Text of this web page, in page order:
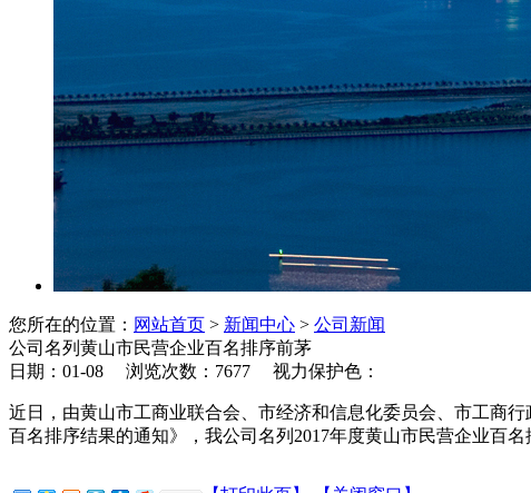
您所在的位置： 网站首页 > 新闻中心 > 公司新闻
公司名列黄山市民营企业百名排序前茅
日期：01-08 浏览次数： 7677 视力保护色：
近日，由黄山市工商业联合会、市经济和信息化委员会、市工商
百名排序结果的通知》，我公司名列2017年度黄山市民营企业百名